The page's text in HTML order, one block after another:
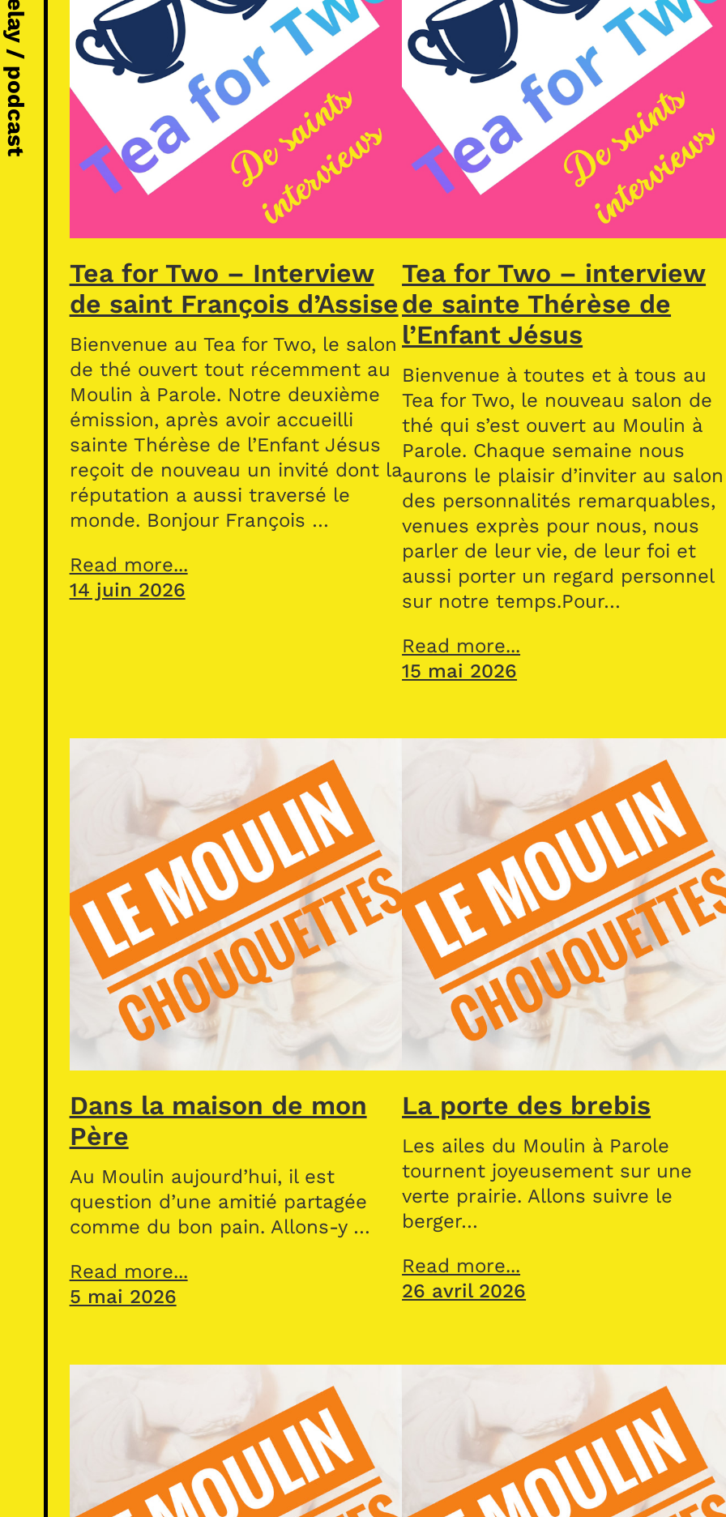
Tea for Two – Interview
de saint François d’Assise
Bienvenue au Tea for Two, le salon
de thé ouvert tout récemment au
Moulin à Parole. Notre deuxième
émission, après avoir accueilli
sainte Thérèse de l’Enfant Jésus
reçoit de nouveau un invité dont la
réputation a aussi traversé le
monde. Bonjour François …
Read more...
14 juin 2026
Tea for Two – interview
de sainte Thérèse de
l’Enfant Jésus
Bienvenue à toutes et à tous au
Tea for Two, le nouveau salon de
thé qui s’est ouvert au Moulin à
Parole. Chaque semaine nous
aurons le plaisir d’inviter au salon
des personnalités remarquables,
venues exprès pour nous, nous
parler de leur vie, de leur foi et
aussi porter un regard personnel
sur notre temps.Pour…
Read more...
15 mai 2026
Dans la maison de mon
Père
Au Moulin aujourd’hui, il est
question d’une amitié partagée
comme du bon pain. Allons-y …
Read more...
5 mai 2026
La porte des brebis
Les ailes du Moulin à Parole
tournent joyeusement sur une
verte prairie. Allons suivre le
berger…
Read more...
26 avril 2026